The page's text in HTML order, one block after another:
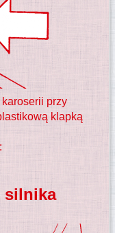
przy
klapką
silnika